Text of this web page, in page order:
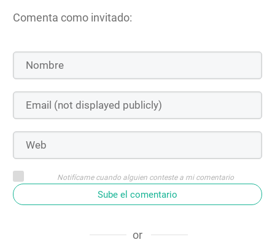
Comenta como invitado:
Notifícame cuando alguien conteste a mi comentario
Sube el comentario
or